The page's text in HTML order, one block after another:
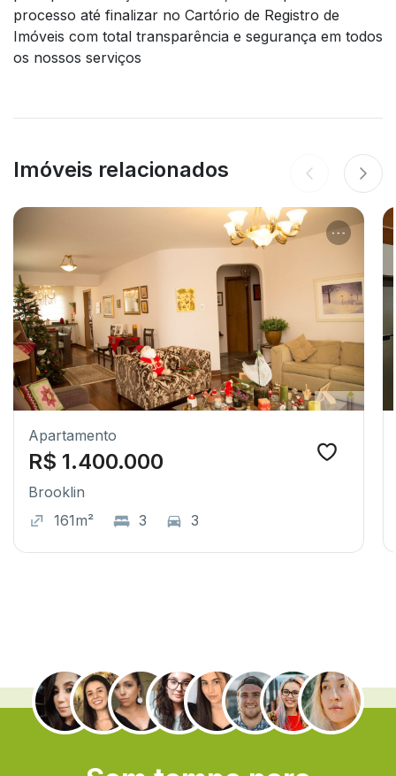
processo até finalizar no Cartório de Registro de
Imóveis com total transparência e segurança em todos
os nossos serviços
Imóveis relacionados
Apartamento
R$ 1.400.000
Brooklin
161m²
3 3
.